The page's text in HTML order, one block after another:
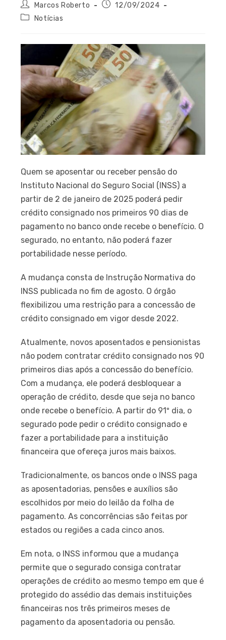
Marcos Roberto
12/09/2024
Notícias
Quem se aposentar ou receber pensão do
Instituto Nacional do Seguro Social (INSS) a
partir de 2 de janeiro de 2025 poderá pedir
crédito consignado nos primeiros 90 dias de
pagamento no banco onde recebe o benefício. O
segurado, no entanto, não poderá fazer
portabilidade nesse período.
A mudança consta de Instrução Normativa do
INSS publicada no fim de agosto. O órgão
flexibilizou uma restrição para a concessão de
crédito consignado em vigor desde 2022.
Atualmente, novos aposentados e pensionistas
não podem contratar crédito consignado nos 90
primeiros dias após a concessão do benefício.
Com a mudança, ele poderá desbloquear a
operação de crédito, desde que seja no banco
onde recebe o benefício. A partir do 91º dia, o
segurado pode pedir o crédito consignado e
fazer a portabilidade para a instituição
financeira que ofereça juros mais baixos.
Tradicionalmente, os bancos onde o INSS paga
as aposentadorias, pensões e auxílios são
escolhidos por meio do leilão da folha de
pagamento. As concorrências são feitas por
estados ou regiões a cada cinco anos.
Em nota, o INSS informou que a mudança
permite que o segurado consiga contratar
operações de crédito ao mesmo tempo em que é
protegido do assédio das demais instituições
financeiras nos três primeiros meses de
pagamento da aposentadoria ou pensão.